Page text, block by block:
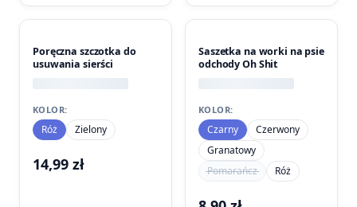
Poręczna szczotka do
usuwania sierści
KOLOR:
Róż Zielony
14,99 zł
Saszetka na worki na psie
odchody Oh Shit
KOLOR:
Czarny
Czerwony
Granatowy
Pomarańcz
Róż